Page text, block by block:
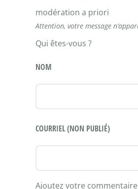
modération a priori
Attention, votre message
Qui êtes-vous ?
NOM
COURRIEL (NON PUBLIÉ)
Ajoutez votre